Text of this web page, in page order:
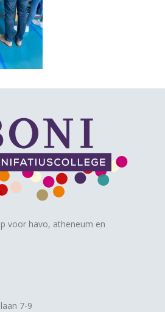
voor havo, atheneum en
7-9